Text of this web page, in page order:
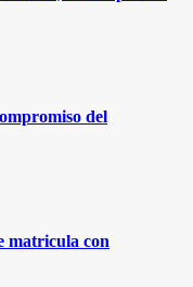
del
matricula con